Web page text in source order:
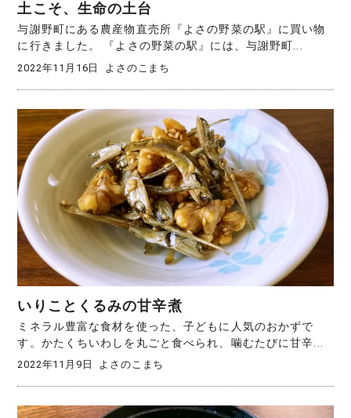
土こそ、生命の土台
与謝野町にある農産物直売所『よさの野菜の駅』に買い物
に行きました。 『よさの野菜の駅』には、与謝野町...
2022年11月16日 よさのこまち
いりことくるみの甘辛煮
ミネラル豊富な食材を使った、子どもに人気のおかずで
す。かたくちいわしを丸ごと食べられ、噛むたびに甘辛...
2022年11月9日 よさのこまち